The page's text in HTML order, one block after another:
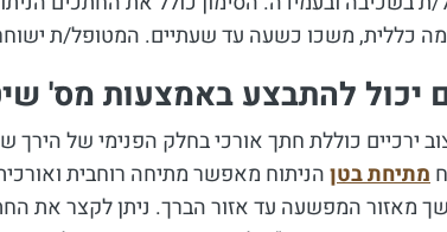
כללית, משכו כשעה עד שעתיים. המטופל/ת
יכול להתבצע באמצעות מס'
ירכיים כוללת חתך אורכי בחלק הפנימי של
מתיחת בטןהניתוח מאפשר מתיחה רוחבית
מאזור המפשעה עד אזור הברך. ניתן לקצר את